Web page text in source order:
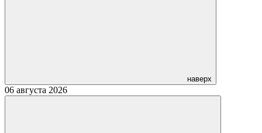
наверх
06 августа 2026